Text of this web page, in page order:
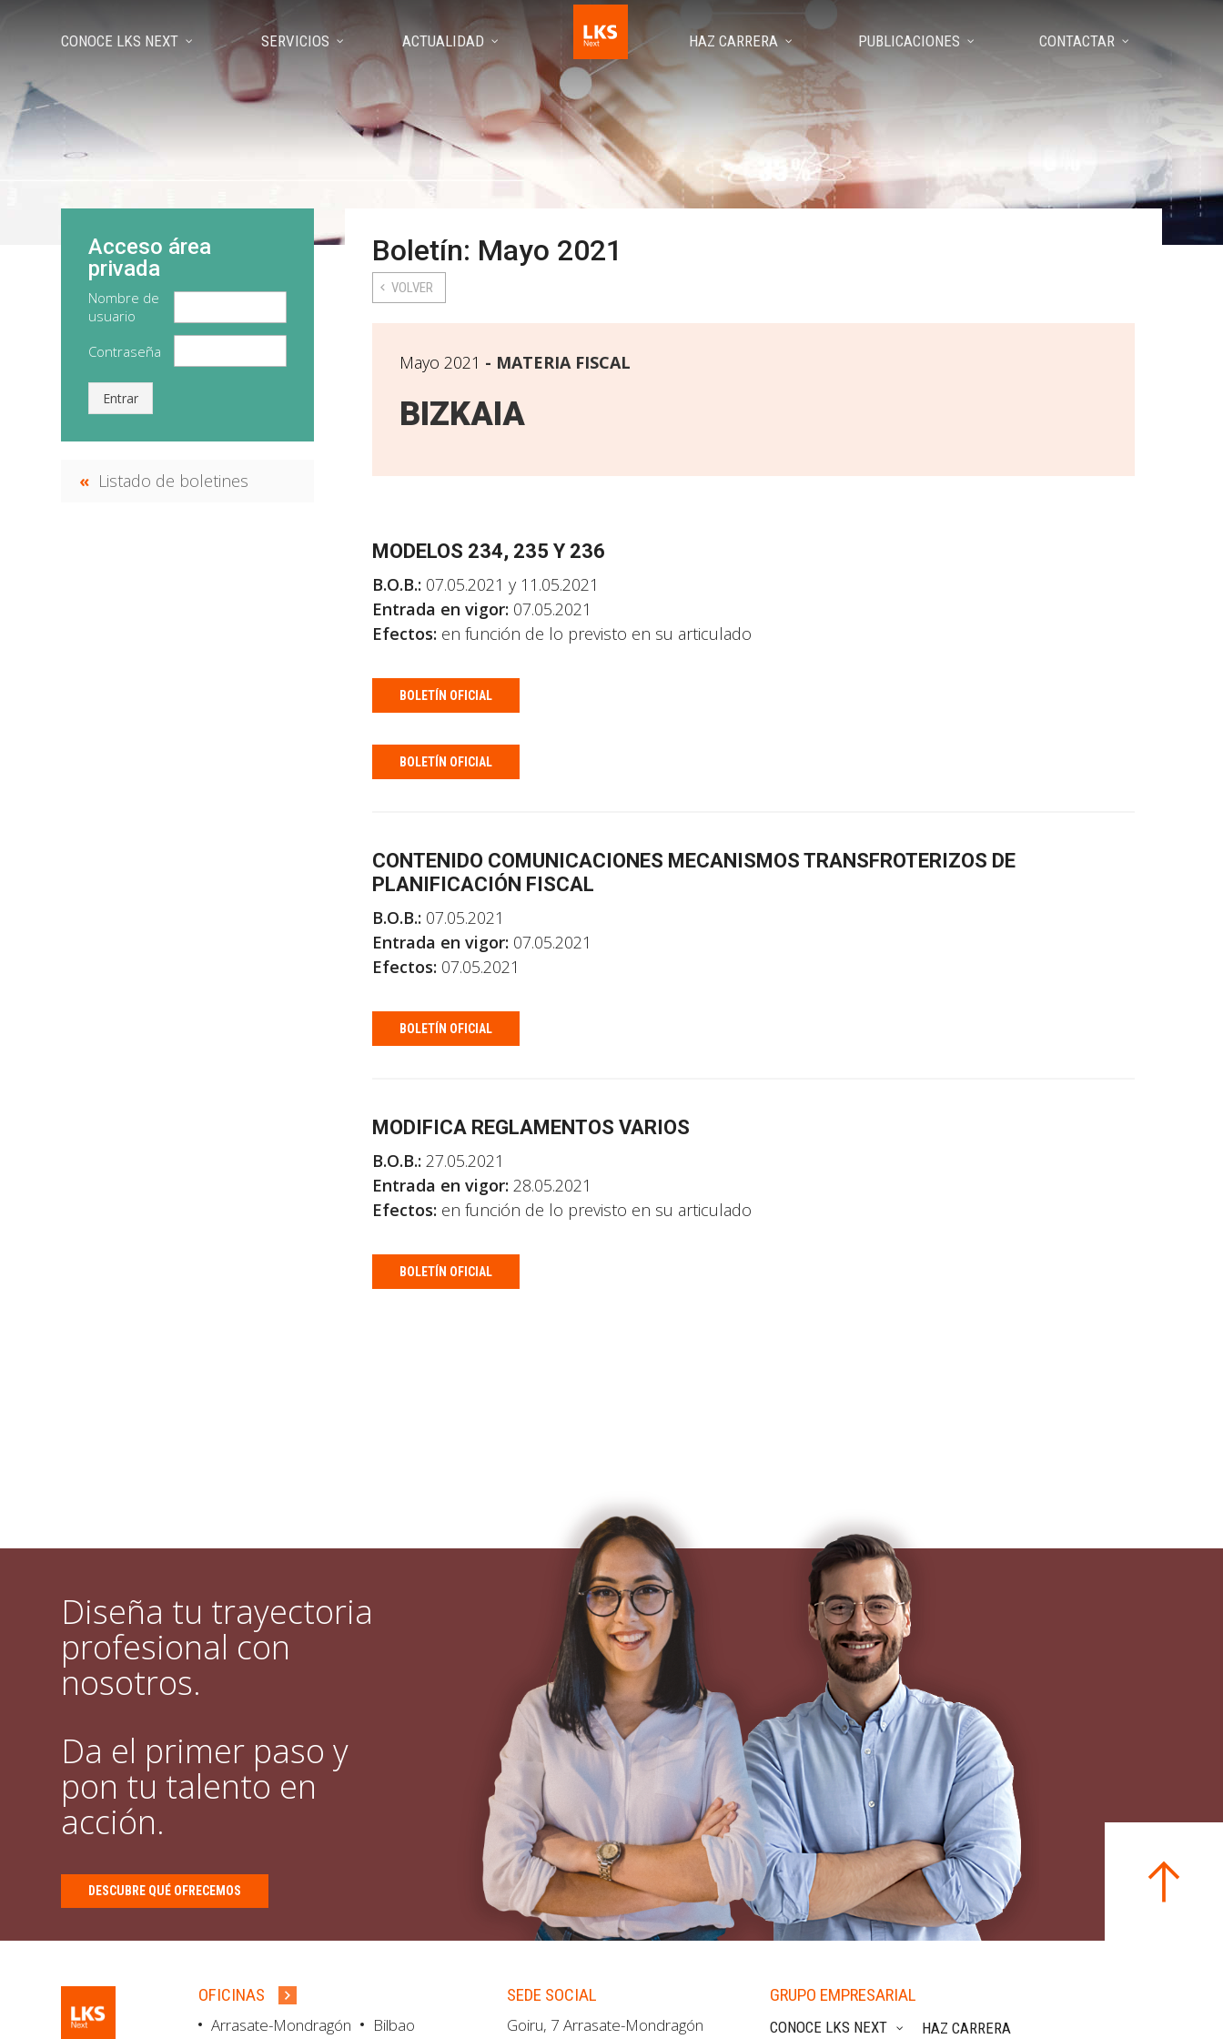
CONOCE LKS NEXT SERVICIOS ACTUALIDAD HAZ CARRERA PUBLICACIONES CONTACTAR
Boletín: Mayo 2021
VOLVER
Mayo 2021 MATERIA FISCAL
BIZKAIA
MODELOS 234, 235 Y 236
B.O.B.: 07.05.2021 y 11.05.2021
Entrada en vigor: 07.05.2021
Efectos: en función de lo previsto en su articulado
BOLETÍN OFICIAL
BOLETÍN OFICIAL
CONTENIDO COMUNICACIONES MECANISMOS TRANSFROTERIZOS DE
PLANIFICACIÓN FISCAL
B.O.B.: 07.05.2021
Entrada en vigor: 07.05.2021
Efectos: 07.05.2021
BOLETÍN OFICIAL
MODIFICA REGLAMENTOS VARIOS
B.O.B.: 27.05.2021
Entrada en vigor: 28.05.2021
Efectos: en función de lo previsto en su articulado
BOLETÍN OFICIAL
Acceso área
privada
Nombre de
usuario
Contraseña
Entrar
Listado de boletines
Diseña tu trayectoria
profesional con
nosotros.
Da el primer paso y
pon tu talento en
acción.
DESCUBRE QUÉ OFRECEMOS
OFICINAS
Arrasate-Mondragón
Bilbao
SEDE SOCIAL
Goiru, 7 Arrasate-Mondragón
GRUPO EMPRESARIAL
CONOCE LKS NEXT HAZ CARRERA